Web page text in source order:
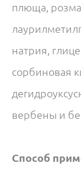
плюща,
натрия,
сорбиновая
вербены и
Способ